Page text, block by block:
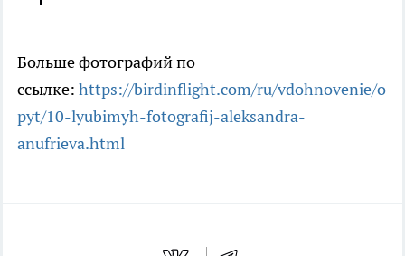
Больше фотографий по
ссылке: https://birdinflight.com/ru/vdohnovenie/o
pyt/10-lyubimyh-fotografij-aleksandra-
anufrieva.html